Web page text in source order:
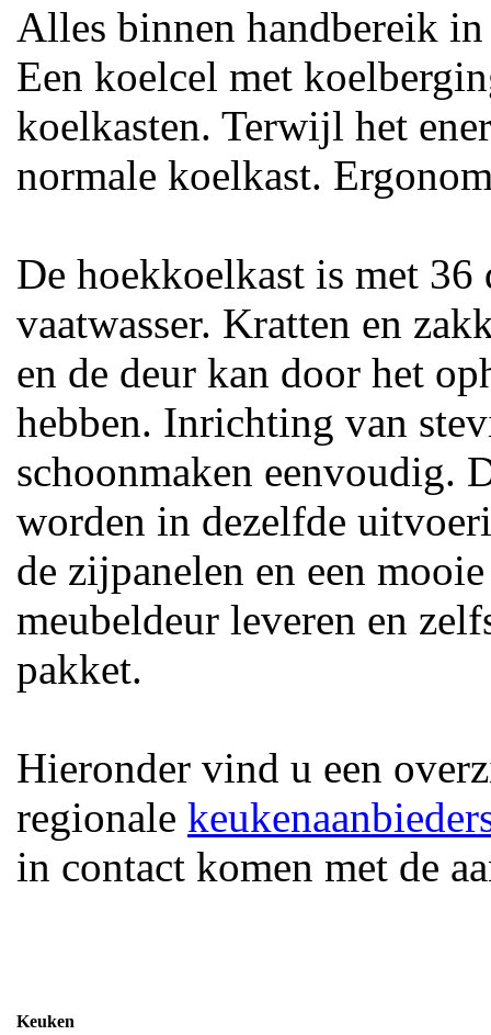
Alles binnen handbereik
Een koelcel met
koelkasten. Terwijl het
normale koelkast.
De hoekkoelkast is met
vaatwasser. Kratten en
en de deur kan door het
hebben. Inrichting van
schoonmaken eenvoudig.
worden in dezelfde
de zijpanelen en een
meubeldeur leveren en
pakket.
Hieronder vind u een
regionale
in contact komen met de
Keuken